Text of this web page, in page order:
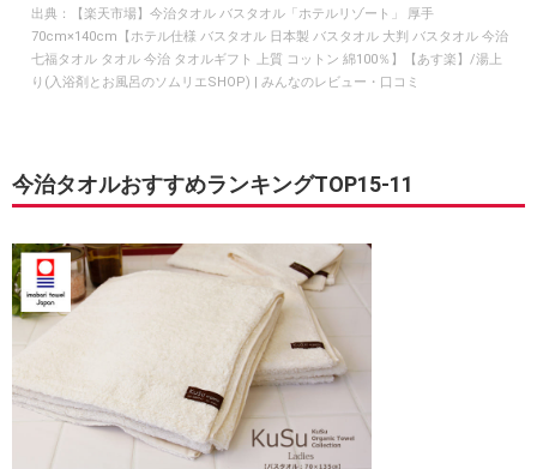
出典：
【楽天市場】今治タオル バスタオル「ホテルリゾート」 厚手
70cm×140cm【ホテル仕様 バスタオル 日本製 バスタオル 大判 バスタオル 今治
七福タオル タオル 今治 タオルギフト 上質 コットン 綿100％】【あす楽】/湯上
り(入浴剤とお風呂のソムリエSHOP) | みんなのレビュー・口コミ
今治タオルおすすめランキングTOP15-11